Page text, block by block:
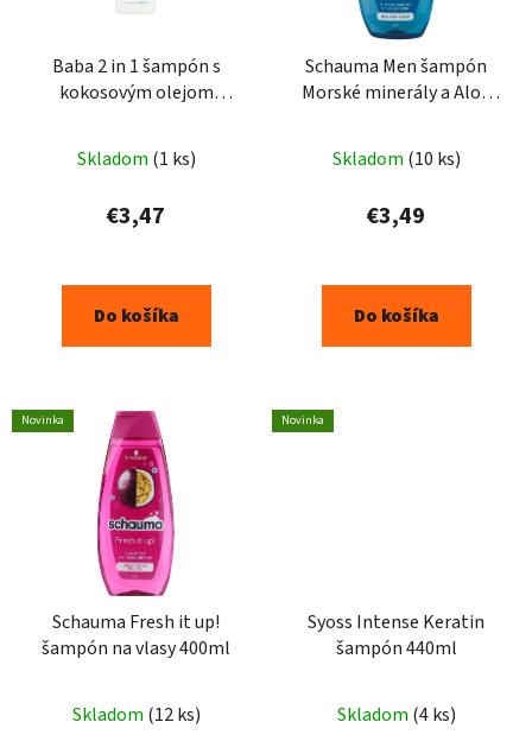
Baba 2 in 1 šampón s
kokosovým olejom
Skladom (1 ks)
€3,47
Do košíka
Schauma Men šampón
Morské minerály a Aloe
Skladom (10 ks)
€3,49
Do košíka
Novinka
Schauma Fresh it up!
šampón na vlasy 400ml
Skladom (12 ks)
Novinka
Syoss Intense Keratin
šampón 440ml
Skladom (4 ks)